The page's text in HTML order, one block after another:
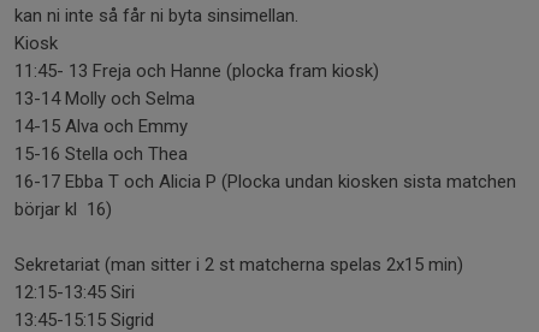
kan ni inte så får ni byta sinsimellan.
Kiosk
11:45- 13 Freja och Hanne (plocka fram kiosk)
13-14 Molly och Selma
14-15 Alva och Emmy
15-16 Stella och Thea
16-17 Ebba T och Alicia P (Plocka undan kiosken sista matchen
börjar kl 16)
Sekretariat (man sitter i 2 st matcherna spelas 2x15 min)
12:15-13:45 Siri
13:45-15:15 Sigrid